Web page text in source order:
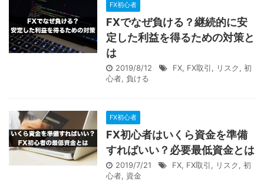
FX初心者
FXでなぜ負ける？継続的に安
定した利益を得るための対策と
は
2019/8/12 FX, FX取引, リスク, 初
心者, 負ける
FX初心者
FX初心者はいくら資金を準備
すればいい？必要最低資金とは
2019/7/21 FX, FX取引, リスク, 初
心者, 資金